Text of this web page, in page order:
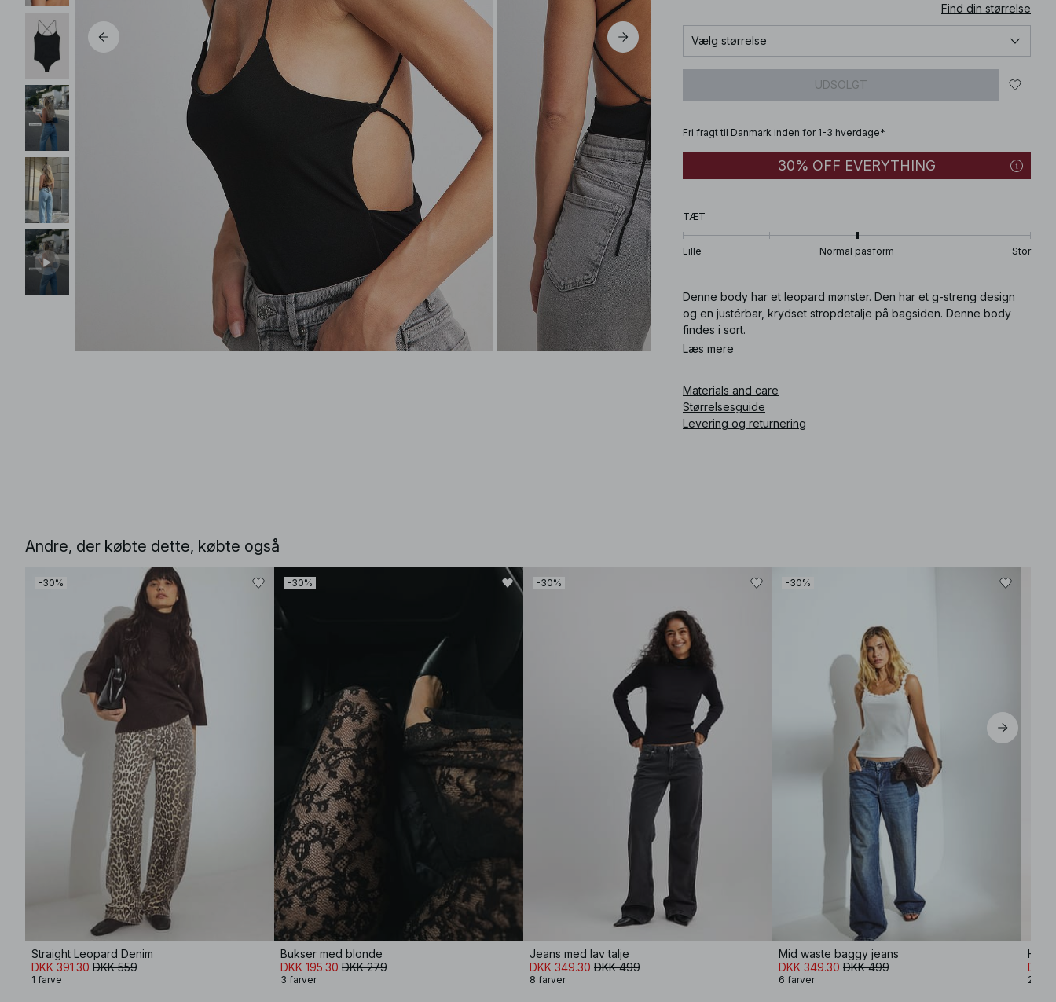
Find din størrelse
Vælg størrelse
UDSOLGT
Fri fragt til Danmark inden for 1-3 hverdage*
30% OFF EVERYTHING
TÆT
Lille Normal pasform Stor
Denne body har et leopard mønster. Den har et g-streng design
og en justérbar, krydset stropdetalje på bagsiden. Denne body
findes i sort.
Læs mere
Materials and care
Størrelsesguide
Levering og returnering
Andre, der købte dette, købte også
-30%
Straight Leopard Denim
DKK 391.30 DKK 559
1 farve
-30%
Bukser med blonde
DKK 195.30 DKK 279
3 farver
-30%
Jeans med lav talje
DKK 349.30 DKK 499
8 farver
-30%
Mid waste baggy jeans
DKK 349.30 DKK 499
6 farver
DKK
2